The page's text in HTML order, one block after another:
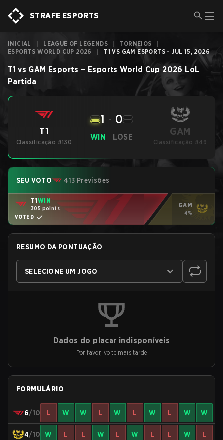
STRAFE ESPORTS
INICIAL LEAGUE OF LEGENDS TORNEIOS
ESPORTS WORLD CUP 2026
T1 VS GAM ESPORTS - JUL 15, 2026
T1 vs GAM Esports – Esports World Cup 2026 LoL
Partida
T1
Classificação #130
WIN
1 - 0
LOSE GAM
Classificação #49
SEU VOTO 413 Previsões
T1WIN
305 points
VOTED
GAM
4%
RESUMO DA PONTUAÇÃO
SELECIONE UM JOGO
Dados do placar indisponíveis
Por favor, volte mais tarde
FORMULÁRIO
6/10 L W W L W L W L W W
4/10 W L L W L W L L W L